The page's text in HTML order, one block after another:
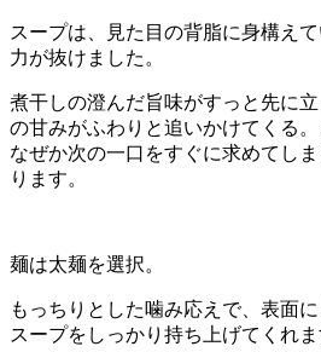
スープは、見た目の背脂に身構え
力が抜けました。
煮干しの澄んだ旨味がすっと先に
の甘みがふわりと追いかけてくる。
なぜか次の一口をすぐに求めてし
ります。
麺は太麺を選択。
もっちりとした噛み応えで、表面
スープをしっかり持ち上げてくれま